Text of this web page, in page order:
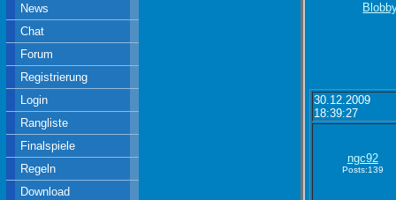
30.12.2009
18:39:27
ngc92
Posts:139
News
Chat
Forum
Registrierung
Login
Rangliste
Finalspiele
Regeln
Download